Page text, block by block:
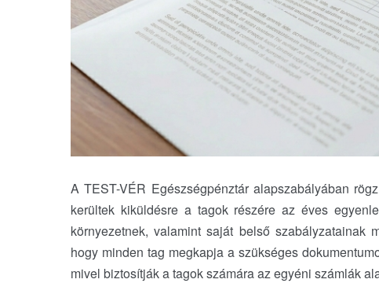
A TEST-VÉR Egészségpénztár alapszabályában
kerültek kiküldésre a tagok részére az éves
környezetnek, valamint saját belső szabályzatainak
hogy minden tag megkapja a szükséges
mivel biztosítják a tagok számára az egyéni számlák